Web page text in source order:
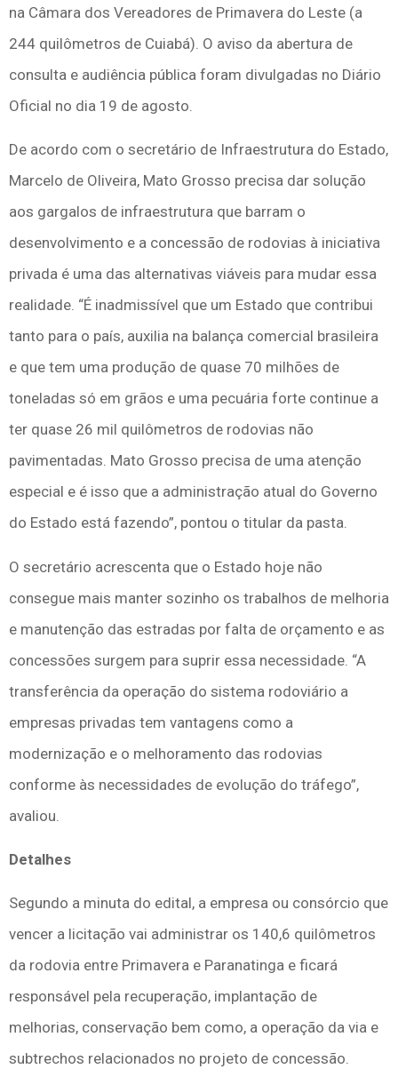
na Câmara dos Vereadores de Primavera do Leste (a
244 quilômetros de Cuiabá). O aviso da abertura de
consulta e audiência pública foram divulgadas no Diário
Oficial no dia 19 de agosto.
De acordo com o secretário de Infraestrutura do Estado,
Marcelo de Oliveira, Mato Grosso precisa dar solução
aos gargalos de infraestrutura que barram o
desenvolvimento e a concessão de rodovias à iniciativa
privada é uma das alternativas viáveis para mudar essa
realidade. “É inadmissível que um Estado que contribui
tanto para o país, auxilia na balança comercial brasileira
e que tem uma produção de quase 70 milhões de
toneladas só em grãos e uma pecuária forte continue a
ter quase 26 mil quilômetros de rodovias não
pavimentadas. Mato Grosso precisa de uma atenção
especial e é isso que a administração atual do Governo
do Estado está fazendo”, pontou o titular da pasta.
O secretário acrescenta que o Estado hoje não
consegue mais manter sozinho os trabalhos de melhoria
e manutenção das estradas por falta de orçamento e as
concessões surgem para suprir essa necessidade. “A
transferência da operação do sistema rodoviário a
empresas privadas tem vantagens como a
modernização e o melhoramento das rodovias
conforme às necessidades de evolução do tráfego”,
avaliou.
Detalhes
Segundo a minuta do edital, a empresa ou consórcio que
vencer a licitação vai administrar os 140,6 quilômetros
da rodovia entre Primavera e Paranatinga e ficará
responsável pela recuperação, implantação de
melhorias, conservação bem como, a operação da via e
subtrechos relacionados no projeto de concessão.